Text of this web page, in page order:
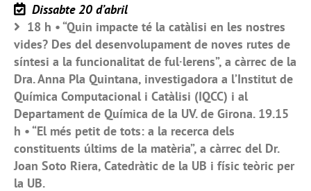
Dissabte 20 d’abril
18 h • “Quin impacte té la catàlisi en les nostres
vides? Des del desenvolupament de noves rutes de
síntesi a la funcionalitat de ful·lerens”, a càrrec de la
Dra. Anna Pla Quintana, investigadora a l’Institut de
Química Computacional i Catàlisi (IQCC) i al
Departament de Química de la UV. de Girona. 19.15
h • “El més petit de tots: a la recerca dels
constituents últims de la matèria”, a càrrec del Dr.
Joan Soto Riera, Catedràtic de la UB i físic teòric per
la UB.